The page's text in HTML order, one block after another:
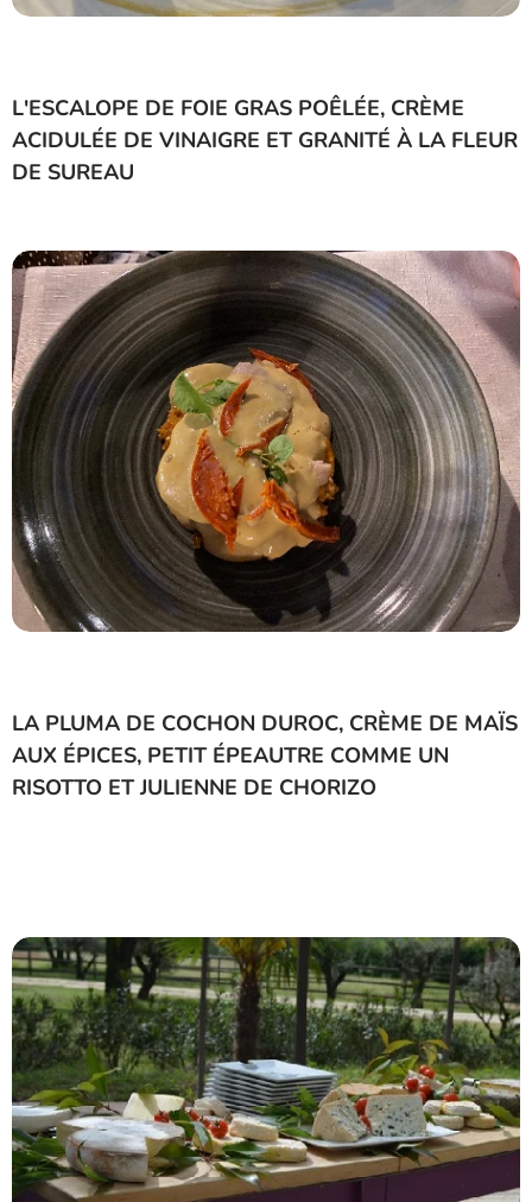
L'ESCALOPE DE FOIE GRAS POÊLÉE, CRÈME
ACIDULÉE DE VINAIGRE ET GRANITÉ À LA FLEUR
DE SUREAU
LA PLUMA DE COCHON DUROC, CRÈME DE MAÏS
AUX ÉPICES, PETIT ÉPEAUTRE COMME UN
RISOTTO ET JULIENNE DE CHORIZO